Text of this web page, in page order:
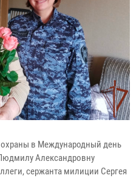
в Международный день
Александровну
сержанта милиции Сергея